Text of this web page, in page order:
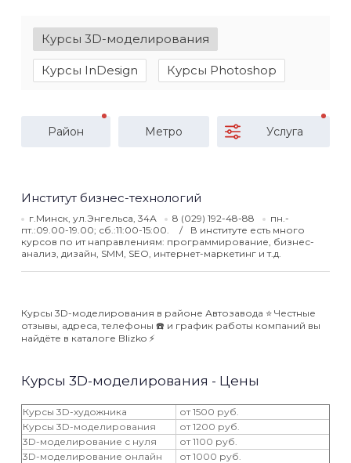
Курсы 3D-моделирования
Курсы InDesign Курсы Photoshop
Район Метро Услуга
Институт бизнес-технологий
г.Минск, ул.Энгельса, 34А 8 (029) 192-48-88
пн.-
пт.:09.00-19.00; сб.:11:00-15:00.
В институте есть много
курсов по ит направлениям: программирование, бизнес-
анализ, дизайн, SMM, SEO, интернет-маркетинг и т.д.
Курсы 3D-моделирования в районе Автозавода ⭐️ Честные
отзывы, адреса, телефоны ☎️ и график работы компаний вы
найдёте в каталоге Blizko ⚡️
Курсы 3D-моделирования - Цены
Курсы 3D-художника
от 1500 руб.
Курсы 3D-моделирования
от 1200 руб.
3D-моделирование с нуля
от 1100 руб.
3D-моделирование онлайн
от 1000 руб.